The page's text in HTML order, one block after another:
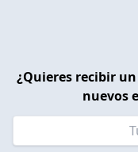
¿Quieres recibir
nuevos